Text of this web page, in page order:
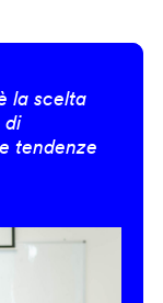
la scelta
di
tendenze